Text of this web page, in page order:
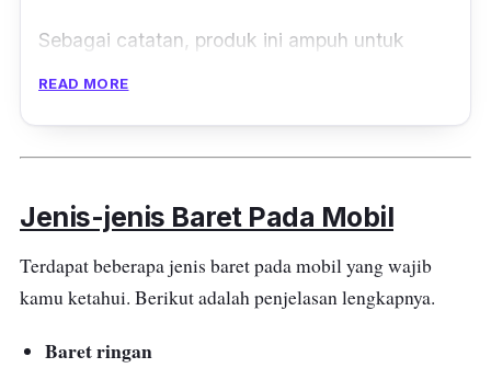
Sebagai catatan, produk ini ampuh untuk
dan dapat dipakai untuk segala jenis cat.
READ MORE
Jenis-jenis Baret Pada Mobil
Terdapat beberapa jenis baret pada mobil yang wajib
kamu ketahui. Berikut adalah penjelasan lengkapnya.
Baret ringan